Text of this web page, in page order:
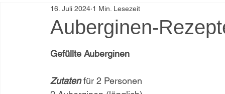
Auberginen-
16. Juli 2024 1 Min. Lesezeit
Gefüllte Auberginen
Zutaten für 2 Personen